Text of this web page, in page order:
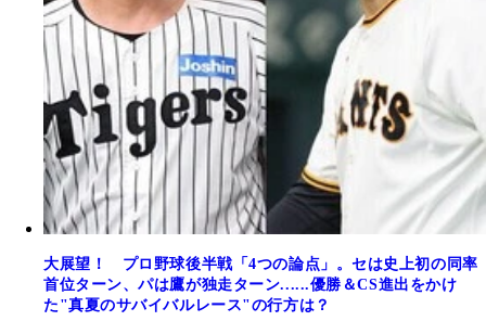
大展望！ プロ野球後半戦「4つの論点」。セは史上初の同率
首位ターン、パは鷹が独走ターン......優勝＆CS進出をかけ
た"真夏のサバイバルレース"の行方は？